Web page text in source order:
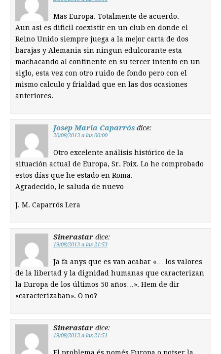
Mas Europa. Totalmente de acuerdo.
Aun asi es dificil coexistir en un club en donde el
Reino Unido siempre juega a la mejor carta de dos
barajas y Alemania sin ningun edulcorante esta
machacando al continente en su tercer intento en un
siglo, esta vez con otro ruido de fondo pero con el
mismo calculo y frialdad que en las dos ocasiones
anteriores.
Josep Maria Caparrós dice:
20/08/2013 a las 00:00
Otro excelente análisis histórico de la
situación actual de Europa, Sr. Foix. Lo he comprobado
estos días que he estado en Roma.
Agradecido, le saluda de nuevo
J. M. Caparrós Lera
Sinerastar dice:
19/08/2013 a las 21:53
Ja fa anys que es van acabar «… los valores
de la libertad y la dignidad humanas que caracterizan
la Europa de los últimos 50 años…». Hem de dir
«caracterizaban». O no?
Sinerastar dice:
19/08/2013 a las 21:51
El problema és només Europa o potser la